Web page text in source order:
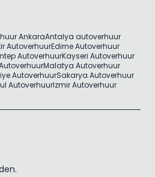
AnkaraAntalya autoverhuur
AutoverhuurEdirne Autoverhuur
AutoverhuurKayseri Autoverhuur
Malatya Autoverhuur
AutoverhuurSakarya Autoverhuur
AutoverhuurIzmir Autoverhuur